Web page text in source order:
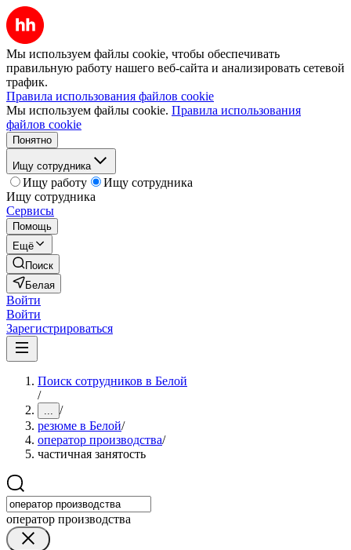
Мы используем файлы cookie, чтобы обеспечивать
правильную работу нашего веб-сайта и анализировать сетевой
трафик.
Правила использования файлов cookie
Мы используем файлы cookie. Правила использования
файлов cookie
Понятно
Ищу сотрудника
Ищу работу
Ищу сотрудника
Ищу сотрудника
Сервисы
Помощь
Ещё
Поиск
Белая
Войти
Войти
Зарегистрироваться
Поиск сотрудников в Белой
/
... /
резюме в Белой/
оператор производства/
частичная занятость
оператор производства